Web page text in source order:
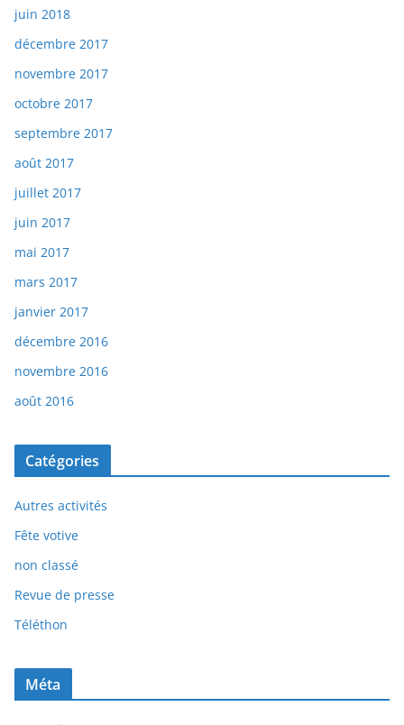
juin 2018
décembre 2017
novembre 2017
octobre 2017
septembre 2017
août 2017
juillet 2017
juin 2017
mai 2017
mars 2017
janvier 2017
décembre 2016
novembre 2016
août 2016
Catégories
Autres activités
Fête votive
non classé
Revue de presse
Téléthon
Méta